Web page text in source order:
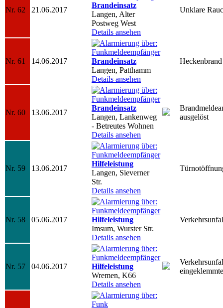
Nr. 62 21.06.2017
Brandeinsatz
Langen, Alter
Postweg West
Details ansehen
Unklare
Nr. 61 14.06.2017
Brandeinsatz
Langen, Patthamm
Details ansehen
Heckenbrand
Nr. 60 13.06.2017
Brandeinsatz
Langen, Lankenweg
- Betreutes Wohnen
Details ansehen
ausgelöst
Nr. 59 13.06.2017
Hilfeleistung
Langen, Sieverner
Str.
Details ansehen
Nr. 58 05.06.2017
Hilfeleistung
Imsum, Wurster Str.
Details ansehen
Nr. 57 04.06.2017
Hilfeleistung
Wremen, K66
Details ansehen